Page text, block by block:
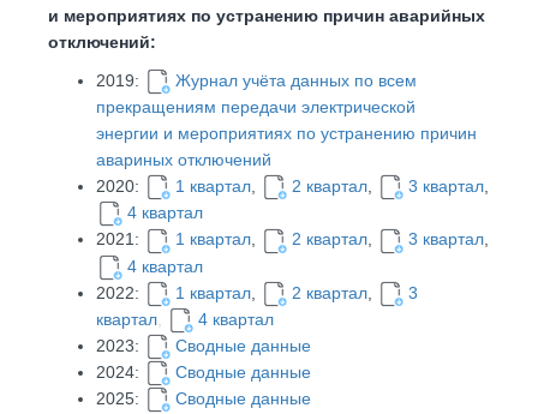
и мероприятиях по устранению причин аварийных
отключений:
2019:
Журнал учёта данных по всем
прекращениям передачи электрической
энергии и мероприятиях по устранению причин
авариных отключений
2020:
1 квартал 2 квартал 3 квартал
4 квартал
2021:
1 квартал, 2 квартал, 3 квартал,
4 квартал
2022:
1 квартал 2 квартал
3
квартал
4 квартал
2023:
Сводные данные
2024:
Сводные данные
2025:
Сводные данные